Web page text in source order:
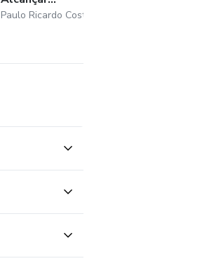
Paulo Ricardo Costa Santana